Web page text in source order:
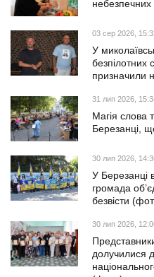
небезпечних
03 сер 2026,
У
безпілотних
призначили
31 лип 2026,
Магія слова
Березанці,
30 лип 2026,
У Березанці
громада
безвісти
30 лип 2026,
долучилися